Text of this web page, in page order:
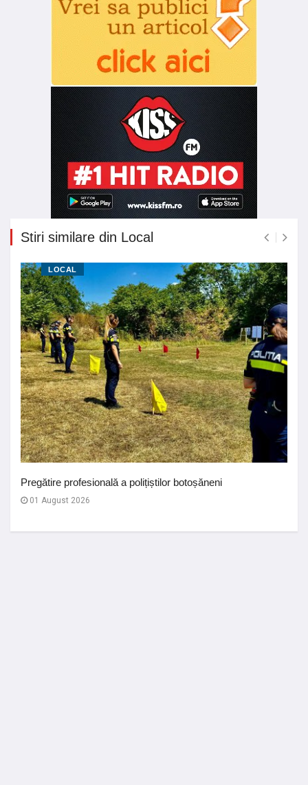
Stiri similare din Local
LOCAL
Pregătire profesională a polițiștilor botoșăneni
01 August 2026